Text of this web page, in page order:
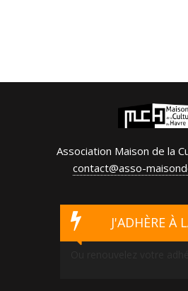
Association Maison de la
contact@asso-
J'ADHÈRE À